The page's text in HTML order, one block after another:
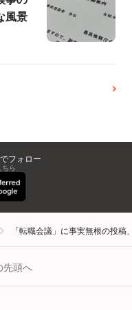
風景
フォロー
ちら
「転職会議」に事実無根の投
先頭へ